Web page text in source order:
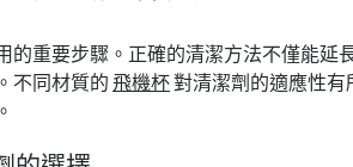
的重要步驟。正確的清潔方法不僅能延
不同材質的飛機杯對清潔劑的適應性有